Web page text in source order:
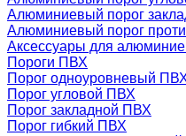
Алюминиевый порог
Алюминиевый порог
Аксессуары для
Пороги ПВХ
Порог одноуровневый
Порог угловой ПВХ
Порог закладной ПВХ
Порог гибкий ПВХ